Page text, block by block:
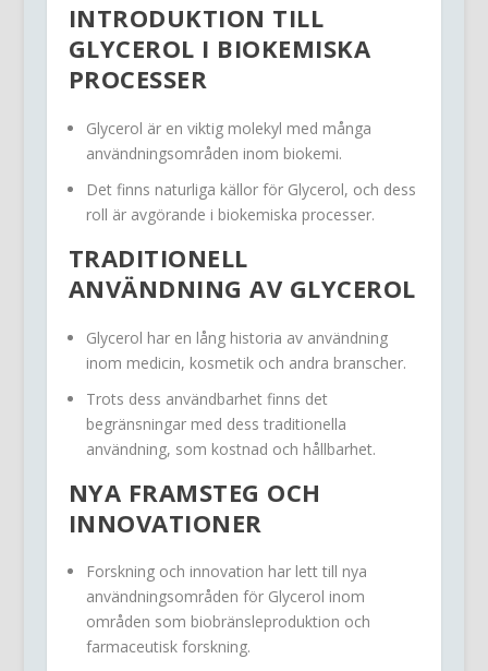
INTRODUKTION TILL
GLYCEROL I BIOKEMISKA
PROCESSER
Glycerol är en viktig molekyl med många
användningsområden inom biokemi.
Det finns naturliga källor för Glycerol, och dess
roll är avgörande i biokemiska processer.
TRADITIONELL
ANVÄNDNING AV GLYCEROL
Glycerol har en lång historia av användning
inom medicin, kosmetik och andra branscher.
Trots dess användbarhet finns det
begränsningar med dess traditionella
användning, som kostnad och hållbarhet.
NYA FRAMSTEG OCH
INNOVATIONER
Forskning och innovation har lett till nya
användningsområden för Glycerol inom
områden som biobränsleproduktion och
farmaceutisk forskning.